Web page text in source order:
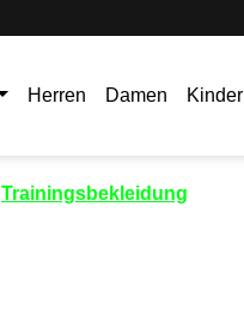
Herren Damen Kinder
Trainingsbekleidung